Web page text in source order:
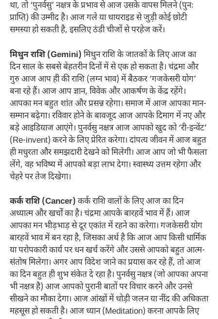
था, तो ‘पुनर्वसु’ नक्षत्र के प्रभाव से आज उसके वापस मिलने (पुनः
प्राप्ति) की उम्मीद है। आज गले या थायराइड से जुड़ी कोई छोटी
समस्या हो सकती है, इसलिए ठंडी चीजों से परहेज करें।
मिथुन राशि (Gemini) मिथुन राशि के जातकों के लिए आज का
दिन साल के सबसे बेहतरीन दिनों में से एक हो सकता है। चंद्रमा और
गुरु आज आप ही की राशि (लग्न भाव) में बैठकर ‘गजकेसरी योग’
बना रहे हैं। आज आप ज्ञान, विवेक और आकर्षण के केंद्र रहेंगे।
आपका मन बहुत शांत और प्रसन्न रहेगा। समाज में आज आपका मान-
सम्मान बढ़ेगा। रविवार होने के बावजूद आज आपके दिमाग में नए और
बड़े आइडियाज आएंगे। पुनर्वसु नक्षत्र आज आपको खुद को ‘री-इन्वेंट’
(Re-invent) करने के लिए प्रेरित करेगा। दांपत्य जीवन में आज बहुत
ही मधुरता और समझदारी देखने को मिलेगी। आज आप जो भी फैसला
लेंगे, वह भविष्य में आपको बड़ा लाभ देगा। स्वास्थ्य उत्तम रहेगा और
चेहरे पर तेज दिखेगा।
कर्क राशि (Cancer) कर्क राशि वालों के लिए आज का दिन
अध्यात्म और खर्चों का है। चंद्रमा आपके बारहवें भाव में हैं। आज
आपका मन भीड़भाड़ से दूर एकांत में रहने का करेगा। गजकेसरी योग
बारहवें भाव में बन रहा है, जिसका अर्थ है कि आज आप किसी धार्मिक
या परोपकारी कार्य पर धन खर्च करेंगे और उससे आपको बहुत आत्म-
संतोष मिलेगा। अगर आप विदेश जाने का प्रयास कर रहे हैं, तो आज
का दिन बहुत ही शुभ संकेत दे रहा है। पुनर्वसु नक्षत्र (जो आपका अपना
भी नक्षत्र है) आज आपको पुरानी बातों पर विचार करने और उनसे
सीखने का मौका देगा। आज आंखों में थोड़ी जलन या नींद की अधिकता
महसूस हो सकती है। आज ध्यान (Meditation) करना आपके लिए